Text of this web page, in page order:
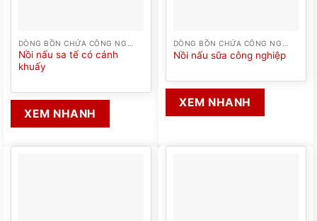
Nồi nấu sa tế có cánh
khuấy
XEM NHANH
Nồi nấu sữa công nghiệp
XEM NHANH